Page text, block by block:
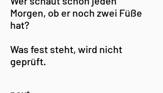
Morgen, ob er noch zwei Füße
hat?
Was fest steht, wird nicht
geprüft.